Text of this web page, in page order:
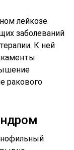
лейкозе
заболеваний
К ней
ракового